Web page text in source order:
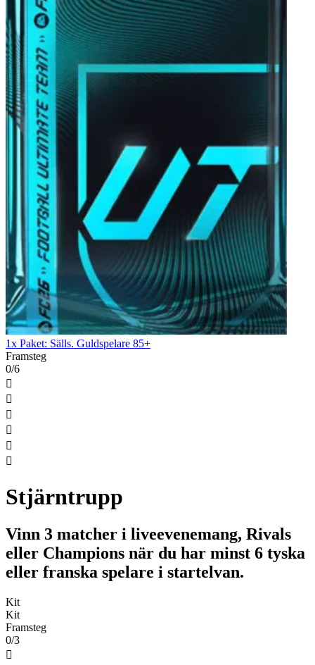
1x Paket: Sälls. Guldspelare 85+
Framsteg
0/6






Stjärntrupp
Vinn 3 matcher i liveevenemang, Rivals
eller Champions när du har minst 6 tyska
eller franska spelare i startelvan.
Kit
Kit
Framsteg
0/3
